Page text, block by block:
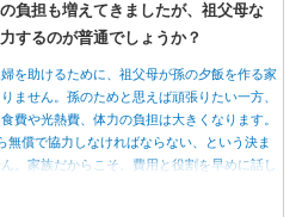
負担も増えてきましたが、祖父母な
するのが普通でしょうか？
を助けるために、祖父母が孫の夕飯を作る家
ません。孫のためと思えば頑張りたい一方、
費や光熱費、体力の負担は大きくなります。
無償で協力しなければならない、という決ま
。家族だからこそ、費用と役割を早めに話し